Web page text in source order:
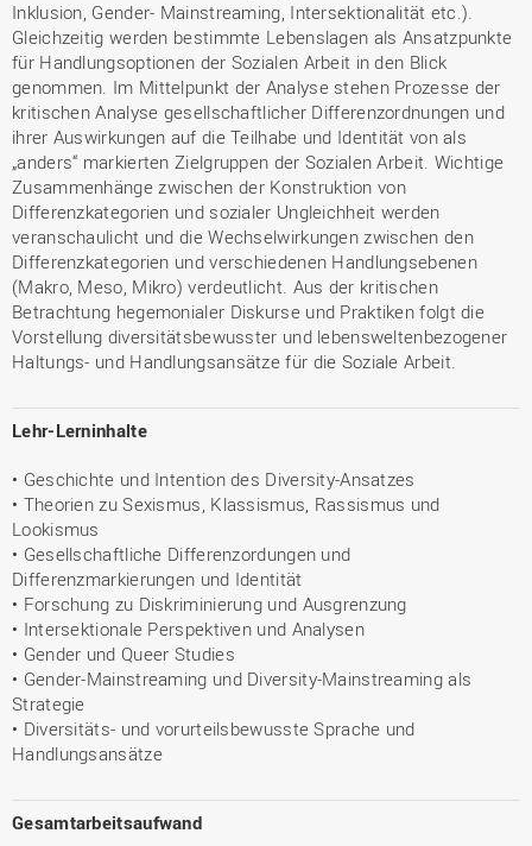
Inklusion, Gender- Mainstreaming, Intersektionalität etc.).
Gleichzeitig werden bestimmte Lebenslagen als Ansatzpunkte
für Handlungsoptionen der Sozialen Arbeit in den Blick
genommen. Im Mittelpunkt der Analyse stehen Prozesse der
kritischen Analyse gesellschaftlicher Differenzordnungen und
ihrer Auswirkungen auf die Teilhabe und Identität von als
„anders“ markierten Zielgruppen der Sozialen Arbeit. Wichtige
Zusammenhänge zwischen der Konstruktion von
Differenzkategorien und sozialer Ungleichheit werden
veranschaulicht und die Wechselwirkungen zwischen den
Differenzkategorien und verschiedenen Handlungsebenen
(Makro, Meso, Mikro) verdeutlicht. Aus der kritischen
Betrachtung hegemonialer Diskurse und Praktiken folgt die
Vorstellung diversitätsbewusster und lebensweltenbezogener
Haltungs- und Handlungsansätze für die Soziale Arbeit.
Lehr-Lerninhalte
• Geschichte und Intention des Diversity-Ansatzes
• Theorien zu Sexismus, Klassismus, Rassismus und
Lookismus
• Gesellschaftliche Differenzordungen und
Differenzmarkierungen und Identität
• Forschung zu Diskriminierung und Ausgrenzung
• Intersektionale Perspektiven und Analysen
• Gender und Queer Studies
• Gender-Mainstreaming und Diversity-Mainstreaming als
Strategie
• Diversitäts- und vorurteilsbewusste Sprache und
Handlungsansätze
Gesamtarbeitsaufwand